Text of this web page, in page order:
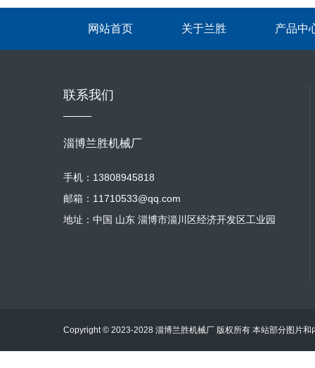
网站首页 关于兰胜 产品中
联系我们
淄博兰胜机械厂
手机：13808945818
邮箱：11710533@qq.com
地址：中国 山东 淄博市淄川区经济开发区工业园
Copyright © 2023-2028 淄博兰胜机械厂 版权所有 本站部分图片